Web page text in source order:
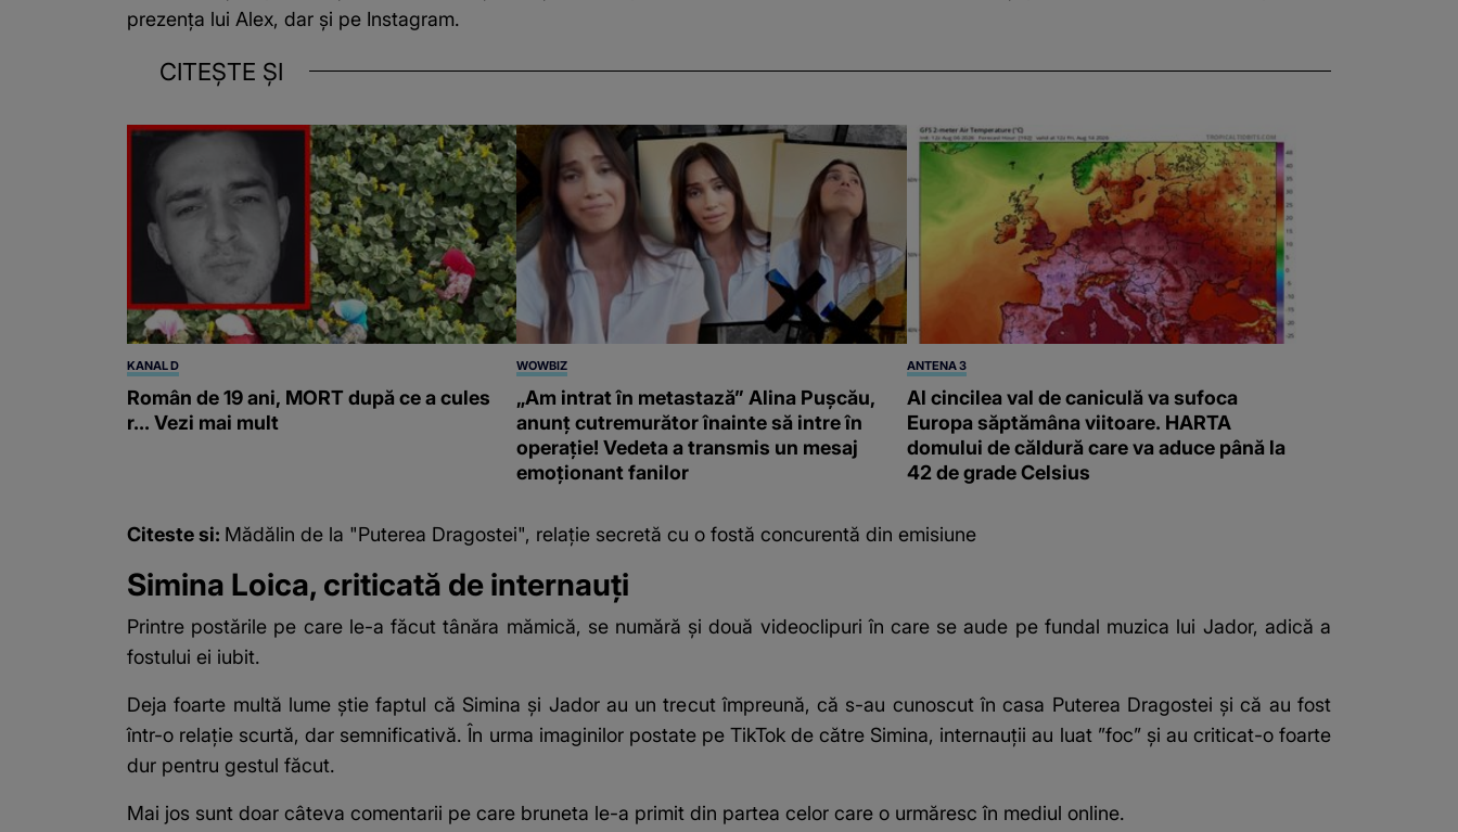
prezența lui Alex, dar și pe Instagram.
CITEȘTE ȘI
KANAL D
Român de 19 ani, MORT după ce a cules
r... Vezi mai mult
WOWBIZ
„Am intrat în metastază” Alina Pușcău,
anunț cutremurător înainte să intre în
operație! Vedeta a transmis un mesaj
emoționant fanilor
ANTENA 3
Al cincilea val de caniculă va sufoca
Europa săptămâna viitoare. HARTA
domului de căldură care va aduce până la
42 de grade Celsius
Citeste si: Mădălin de la "Puterea Dragostei", relație secretă cu o fostă concurentă din emisiune
Simina Loica, criticată de internauți
Printre postările pe care le-a făcut tânăra mămică, se numără și două videoclipuri în care se aude pe fundal muzica lui Jador, adică a
fostului ei iubit.
Deja foarte multă lume știe faptul că Simina și Jador au un trecut împreună, că s-au cunoscut în casa Puterea Dragostei și că au fost
într-o relație scurtă, dar semnificativă. În urma imaginilor postate pe TikTok de către Simina, internauții au luat ”foc” și au criticat-o foarte
dur pentru gestul făcut.
Mai jos sunt doar câteva comentarii pe care bruneta le-a primit din partea celor care o urmăresc în mediul online.